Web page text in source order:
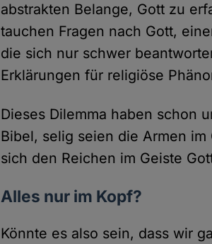
abstrakten Belange, Gott zu
tauchen Fragen nach Gott,
die sich nur schwer
Erklärungen für religiöse
Dieses Dilemma haben schon
Bibel, selig seien die Armen
sich den Reichen im Geiste
Alles nur im Kopf?
Könnte es also sein, dass wir